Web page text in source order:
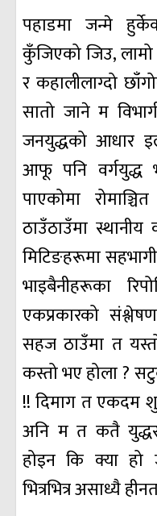
पहाडमा जन्मे
कुँजिएको जिउ,
र कहालीलाग्दो
सातो जाने म
जनयुद्धको आधार
आफू पनि वर्गयुद्ध
पाएकोमा
ठाउँठाउँमा
मिटिङहरूमा
भाइबैनीहरूका
एकप्रकारको
सहज ठाउँमा त
कस्तो भए होला ?
!! दिमाग त एकदम
अनि म त कतै
होइन कि क्या हो
भित्रभित्र असाध्यै